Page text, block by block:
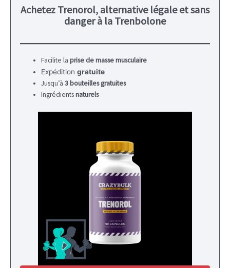
Achetez Trenorol, alternative légale et sans
danger à la Trenbolone
Facilite laprise de masse musculaire
Expéditiongratuite
Jusqu’à3 bouteilles gratuites
Ingrédientsnaturels